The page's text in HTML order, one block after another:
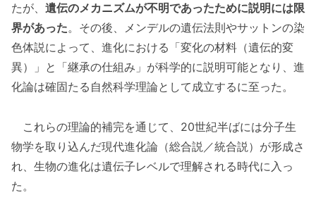
たが、 遺伝のメカニズムが不明であったために説明には限
界があった。その後、メンデルの遺伝法則やサットンの染
色体説によって、進化における「変化の材料（遺伝的変
異）」と「継承の仕組み」が科学的に説明可能となり、進
化論は確固たる自然科学理論として成立するに至った。
これらの理論的補完を通じて、20世紀半ばには分子生
物学を取り込んだ現代進化論（総合説／統合説）が形成さ
れ、生物の進化は遺伝子レベルで理解される時代に入っ
た。